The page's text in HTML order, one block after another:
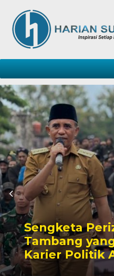
Sengketa
Tambang
Karier Politik